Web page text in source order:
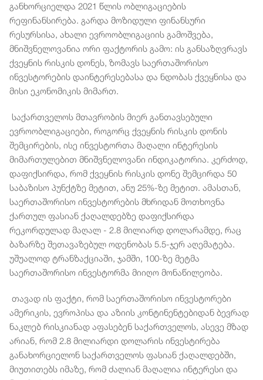
განხორციელდა 2021 წლის ობლიგაციების
რეფინანსირება. გარდა მოზიდული ფინანსური
რესურსისა, ახალი ევროობლიგაციის გამოშვება,
მნიშვნელოვანია ორი ფაქტორის გამო: ის განსაზღვრავს
ქვეყნის რისკის დონეს, ზომავს საერთაშორისო
ინვესტორების დაინტერესებასა და ნდობას ქვეყნისა და
მისი ეკონომიკის მიმართ.
საქართველოს მთავრობის მიერ განთავსებული
ევროობლიგაციები, როგორც ქვეყნის რისკის დონის
შემცირების, ისე ინვესტორთა მაღალი ინტერესის
მიმართულებით მნიშვნელოვანი ინდიკატორია. კერძოდ,
დაფიქსირდა, რომ ქვეყნის რისკის დონე შემცირდა 50
საბაზისო პუნქტზე მეტით, ანუ 25%-ზე მეტით. ამასთან,
საერთაშორისო ინვესტორების მხრიდან მოთხოვნა
ქართულ ფასიან ქაღალდებზე დაფიქსირდა
რეკორდულად მაღალ - 2.8 მილიარდ დოლარამდე, რაც
ბაზარზე შეთავაზებულ ოდენობას 5.5-ჯერ აღემატება.
უშუალოდ ტრანზაქციაში, ჯამში, 100-ზე მეტმა
საერთაშორისო ინვესტორმა მიიღო მონაწილეობა.
თავად ის ფაქტი, რომ საერთაშორისო ინვესტორები
ამერიკის, ევროპისა და აზიის კონტინენტებიდან ბევრად
ნაკლებ რისკიანად აფასებენ საქართველოს, ასევე მზად
არიან, რომ 2.8 მილიარდი დოლარის ინვესტირება
განახორციელონ საქართველოს ფასიან ქაღალდებში,
მიუთითებს იმაზე, რომ ძალიან მაღალია ინტერესი და